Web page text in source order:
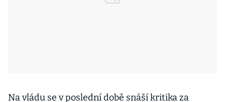
Na vládu se v poslední době snáší kritika za